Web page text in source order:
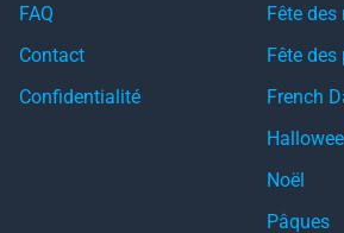
FAQ
Contact
Confidentialité
Fête des
Fête des
French
Noël
Pâques